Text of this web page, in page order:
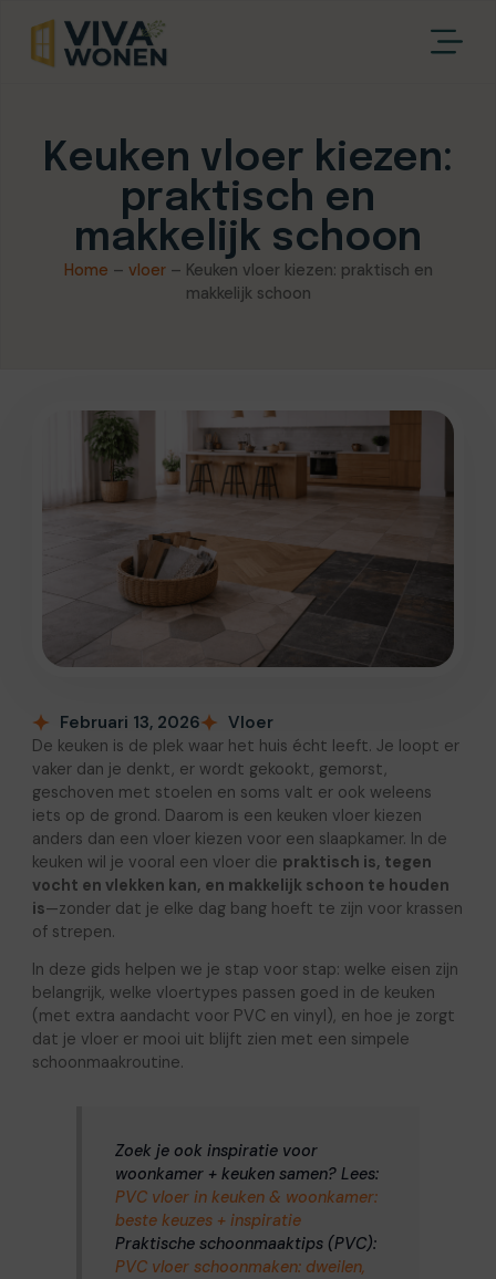
Keuken vloer kiezen:
praktisch en
makkelijk schoon
Home – vloer– Keuken vloer kiezen: praktisch en
makkelijk schoon
Februari 13, 2026 Vloer
De keuken is de plek waar het huis écht leeft. Je loopt er
vaker dan je denkt, er wordt gekookt, gemorst,
geschoven met stoelen en soms valt er ook weleens
iets op de grond. Daarom is een keuken vloer kiezen
anders dan een vloer kiezen voor een slaapkamer. In de
keuken wil je vooral een vloer die praktisch is, tegen
vocht en vlekken kan, en makkelijk schoon te houden
is—zonder dat je elke dag bang hoeft te zijn voor krassen
of strepen.
In deze gids helpen we je stap voor stap: welke eisen zijn
belangrijk, welke vloertypes passen goed in de keuken
(met extra aandacht voor PVC en vinyl), en hoe je zorgt
dat je vloer er mooi uit blijft zien met een simpele
schoonmaakroutine.
Zoek je ook inspiratie voor
woonkamer + keuken samen? Lees:
PVC vloer in keuken & woonkamer:
beste keuzes + inspiratie
Praktische schoonmaaktips (PVC):
PVC vloer schoonmaken: dweilen,